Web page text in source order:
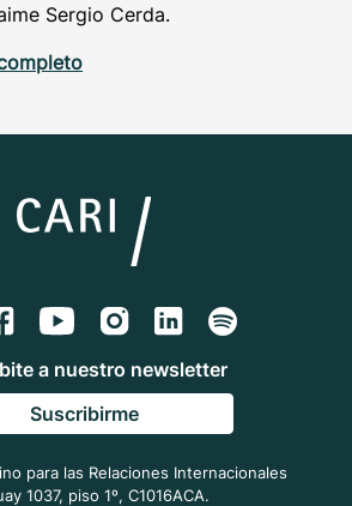
Sergio Cerda.
para las Relaciones Internacionales
1037, piso 1º, C1016ACA.
a nuestro newsletter
Suscribirme